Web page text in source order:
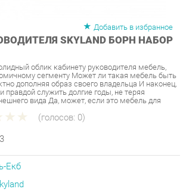
SKYLAND БОРН НАБОР
облик кабинету руководителя мебель,
сегменту Может ли такая мебель быть
дополняя образ своего владельца И наконец,
служить долгие годы, не теряя
вида Да, может, если это мебель для
(голосов:0)
174 890 ₽